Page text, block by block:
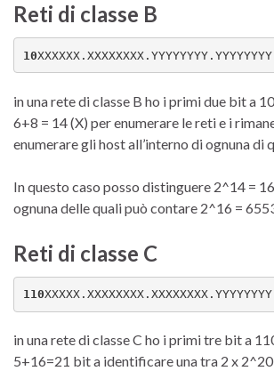
Reti di classe B
10XXXXXX.XXXXXXXX.YYYYYYYY.YYYYYYYY
in una rete di classe B ho i primi due bit a
6+8 = 14 (X) per enumerare le reti e i
enumerare gli host all’interno di ognuna di
In questo caso posso distinguere 2^14 =
ognuna delle quali può contare 2^16 =
Reti di classe C
110XXXXX.XXXXXXXX.XXXXXXXX.YYYYYYYY
in una rete di classe C ho i primi tre bit a
5+16=21 bit a identificare una tra 2 x